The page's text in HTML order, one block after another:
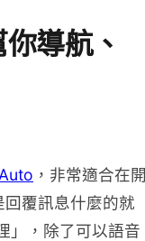
導航、
，非常適合在開
覆訊息什麼的就
」，除了可以語音